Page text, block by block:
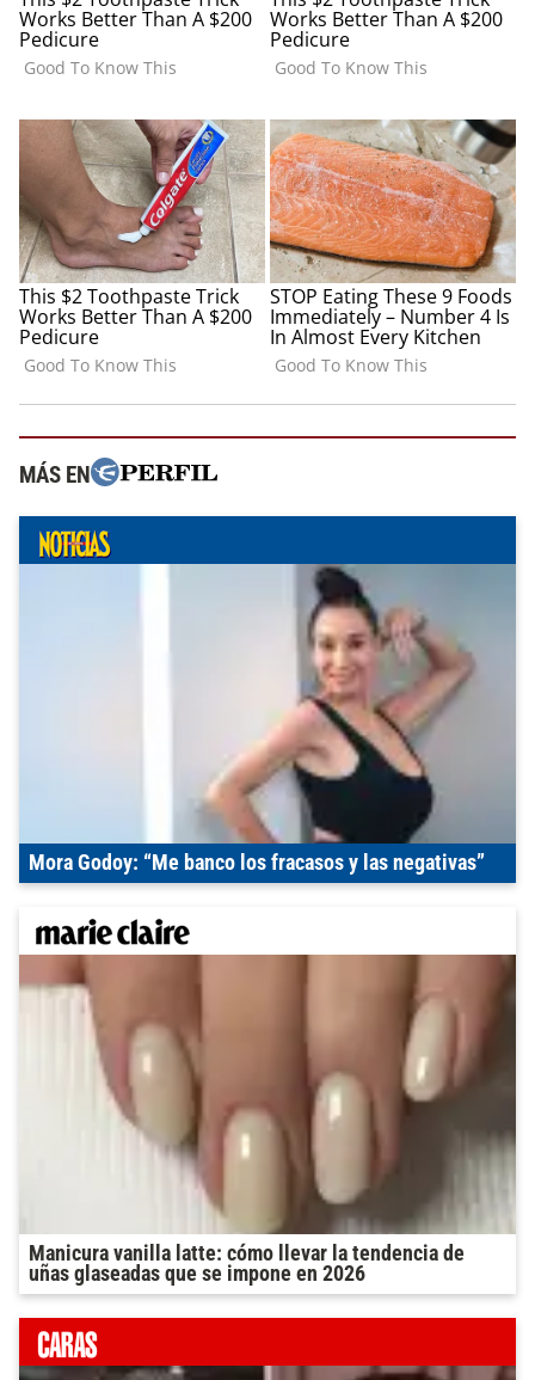
MÁS EN
Mora Godoy: “Me banco los fracasos y las negativas”
Manicura vanilla latte: cómo llevar la tendencia de
uñas glaseadas que se impone en 2026